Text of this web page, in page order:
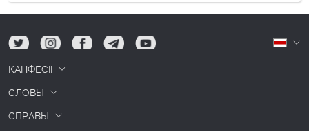
tw ig fb tg yt
КАНФЕСІІ
СЛОВЫ
СПРАВЫ